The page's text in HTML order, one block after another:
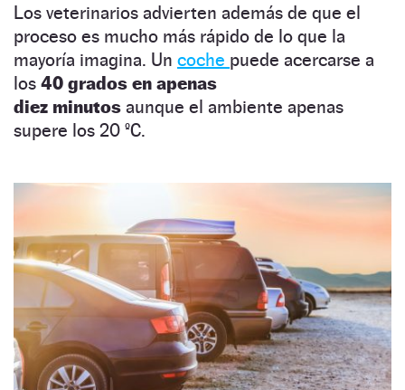
Los veterinarios advierten además de que el
proceso es mucho más rápido de lo que la
mayoría imagina. Un coche puede acercarse a
los 40 grados en apenas
diez minutos aunque el ambiente apenas
supere los 20 ºC.